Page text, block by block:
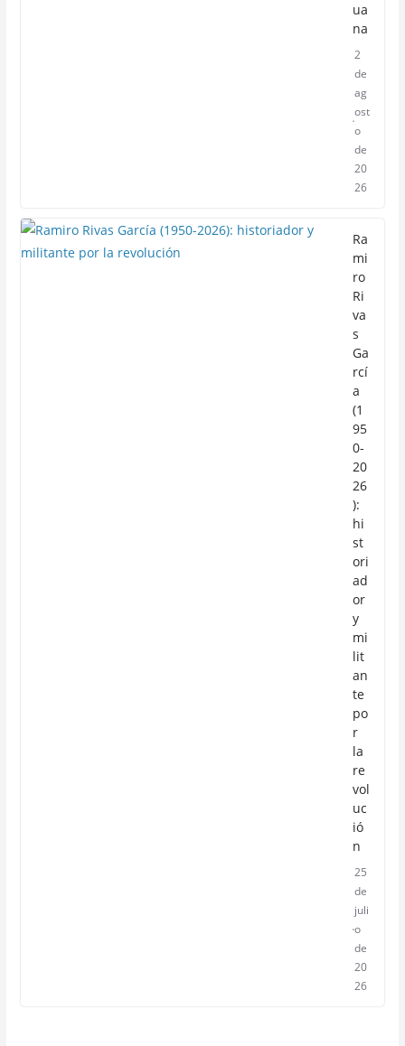
ua
na
2
de
ag
ost
o
de
20
26
Ra
mi
ro
Ri
va
s
Ga
rcí
a
(1
95
0-
20
26
):
hi
st
ori
ad
or
y
mi
lit
an
te
po
r
la
re
vol
uc
ió
n
25
de
juli
o
de
20
26